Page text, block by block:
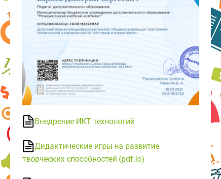
Внедрение ИКТ технологий
Дидактические игры на развитие
творческих способностей (pdf.io)